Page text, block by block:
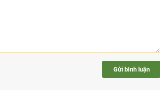
Gửi bình luận